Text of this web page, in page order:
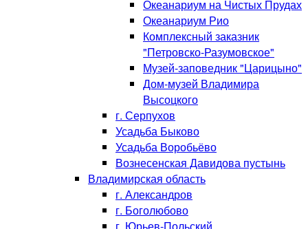
Океанариум на Чистых Прудах
Океанариум Рио
Комплексный заказник
"Петровско-Разумовское"
Музей-заповедник "Царицыно"
Дом-музей Владимира
Высоцкого
г. Серпухов
Усадьба Быково
Усадьба Воробьёво
Вознесенская Давидова пустынь
Владимирская область
г. Александров
г. Боголюбово